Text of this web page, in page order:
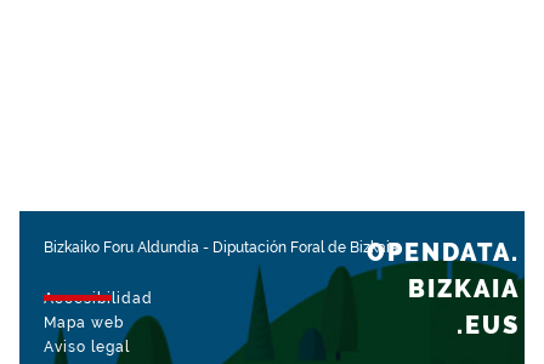
Bizkaiko Foru Aldundia - Diputación Foral de Bizkaia
Accesibilidad
Mapa web
Aviso legal
OPENDATA.
BIZKAIA
.EUS